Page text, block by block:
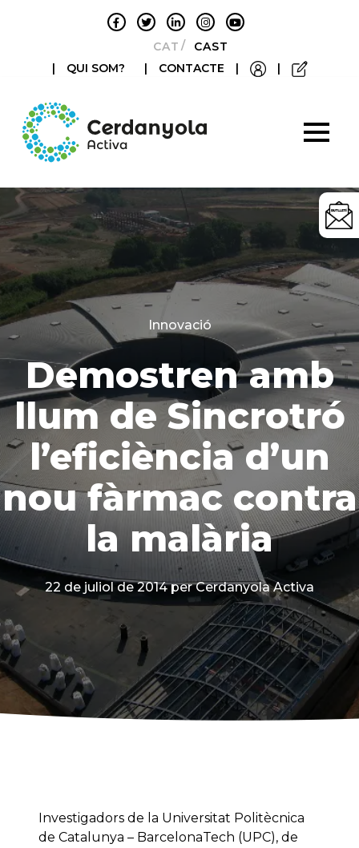
CATALÀCASTELLANO
|
QUI SOM? | CONTACTE | |
Categories
Innovació
Demostren amb
llum de Sincrotró
l’eficiència d’un
nou fàrmac contra
la malària
22 de juliol de 2014 per Cerdanyola Activa
Investigadors de la Universitat Politècnica
de Catalunya – BarcelonaTech (UPC), de